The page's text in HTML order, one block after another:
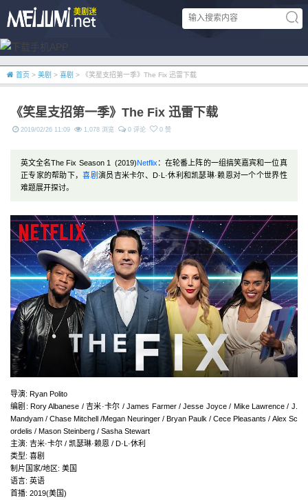
首页 > 美剧 > 喜剧 > 《笑星支招第一季》The Fix 迅雷下载
《笑星支招第一季》The Fix 迅雷下载
2019/02/26 11:09 1,078 浏览 0 评论 0 赞
英文全名The Fix Season 1 (2019)Netflix ：在轮番上阵的一组搞笑嘉宾和一位真
正专家的帮助下，喜剧演员吉米卡尔、D·L·休利和凯瑟琳·赖恩对一个个世界性
难题展开探讨。
导演: Ryan Polito
编剧 :Rory Albanese / 吉米·卡尔 / James Farmer / Jesse Joyce / Mike Lawrence / J.
Mandyam / Chase Mitchell /Megan Neuringer / Bryan Paulk / Cece Pleasants / Alex Sc
ordelis / Mason Steinberg / Sasha Stewart
主演: 吉米·卡尔 / 凯瑟琳·赖恩 / D·L·休利
类型: 喜剧
制片国家/地区: 美国
语言: 英语
首播: 2019(美国)